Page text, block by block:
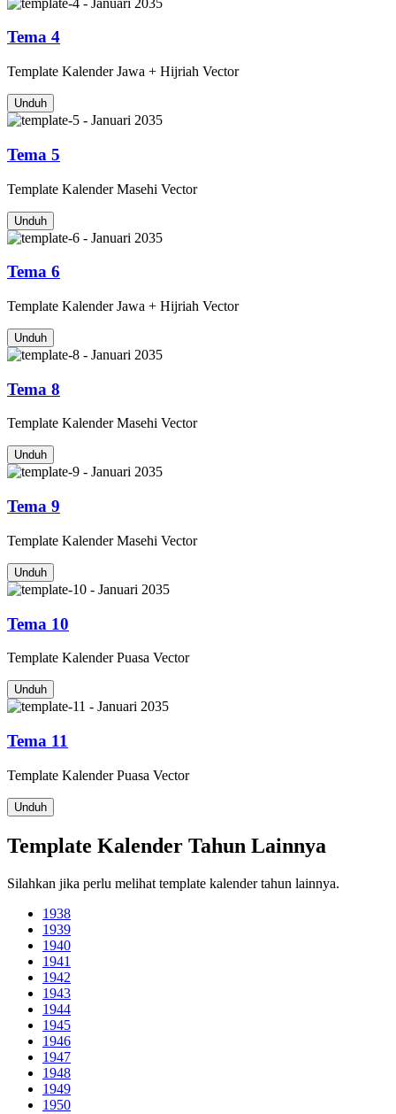
Tema 4
Template Kalender Jawa + Hijriah Vector
Unduh
Tema 5
Template Kalender Masehi Vector
Unduh
Tema 6
Template Kalender Jawa + Hijriah Vector
Unduh
Tema 8
Template Kalender Masehi Vector
Unduh
Tema 9
Template Kalender Masehi Vector
Unduh
Tema 10
Template Kalender Puasa Vector
Unduh
Tema 11
Template Kalender Puasa Vector
Unduh
Template Kalender Tahun Lainnya
Silahkan jika perlu melihat template kalender tahun lainnya.
1938
1939
1940
1941
1942
1943
1944
1945
1946
1947
1948
1949
1950